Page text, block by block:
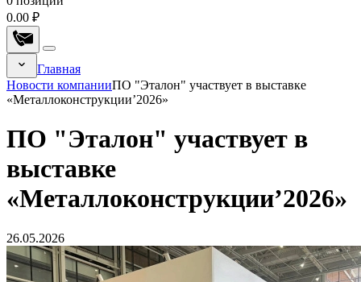
0.00 ₽
Главная
Новости компанииПО "Эталон" участвует в выставке
«Металлоконструкции’2026»
ПО "Эталон" участвует в
выставке
«Металлоконструкции’2026»
26.05.2026